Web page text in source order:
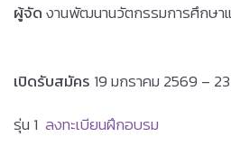
ผู้จัดงานพัฒนานวัตกรรมการศึกษ
เปิดรับสมัคร 19 มกราคม 2569 –
รุ่น 1 ลงทะเบียนฝึกอบรม